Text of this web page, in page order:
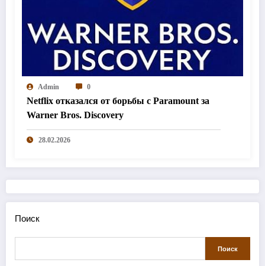
Admin 0
Netflix отказался от борьбы с Paramount за
Warner Bros. Discovery
28.02.2026
Поиск
Поиск